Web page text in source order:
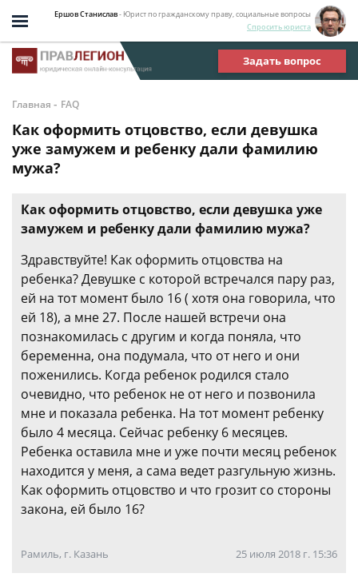
Ершов Станислав- Юрист по гражданскому праву, социальные вопросы
Спросить юриста
Задать вопрос
Главная - FAQ
Как оформить отцовство, если девушка
уже замужем и ребенку дали фамилию
мужа?
Как оформить отцовство, если девушка уже
замужем и ребенку дали фамилию мужа?
Здравствуйте! Как оформить отцовства на
ребенка? Девушке с которой встречался пару раз,
ей на тот момент было 16 ( хотя она говорила, что
ей 18), а мне 27. После нашей встречи она
познакомилась с другим и когда поняла, что
беременна, она подумала, что от него и они
поженились. Когда ребенок родился стало
очевидно, что ребенок не от него и позвонила
мне и показала ребенка. На тот момент ребенку
было 4 месяца. Сейчас ребенку 6 месяцев.
Ребенка оставила мне и уже почти месяц ребенок
находится у меня, а сама ведет разгульную жизнь.
Как оформить отцовство и что грозит со стороны
закона, ей было 16?
Рамиль, г. Казань 25 июля 2018 г. 15:36